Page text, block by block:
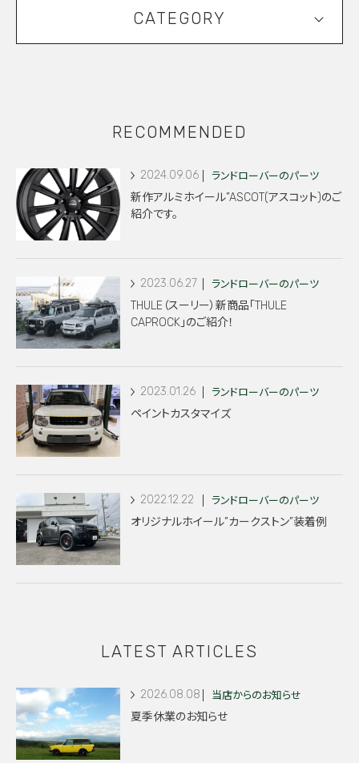
CATEGORY
RECOMMENDED
2024.09.06 ランドローバーのパーツ
新作アルミホイール”ASCOT(アスコット)のご
紹介です。
2023.06.27 ランドローバーのパーツ
THULE（スーリー）新商品「THULE
CAPROCK」のご紹介！
2023.01.26 ランドローバーのパーツ
ペイントカスタマイズ
2022.12.22 ランドローバーのパーツ
オリジナルホイール”カークストン”装着例
LATEST ARTICLES
2026.08.08 当店からのお知らせ
夏季休業のお知らせ